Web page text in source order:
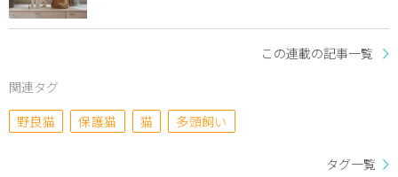
この連載の記事一覧
関連タグ
野良猫
保護猫 猫 多頭飼い
タグ一覧